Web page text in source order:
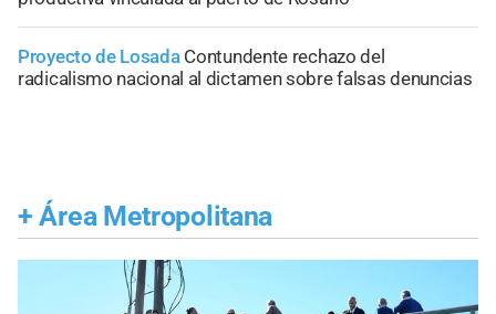
Proyecto de Losada Contundente rechazo del
radicalismo nacional al dictamen sobre falsas denuncias
+ Área Metropolitana